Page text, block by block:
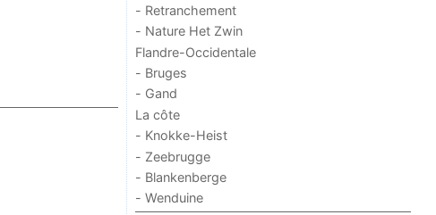
- Retranchement
- Nature Het Zwin
Flandre-Occidentale
- Bruges
- Gand
La côte
- Knokke-Heist
- Zeebrugge
- Blankenberge
- Wenduine